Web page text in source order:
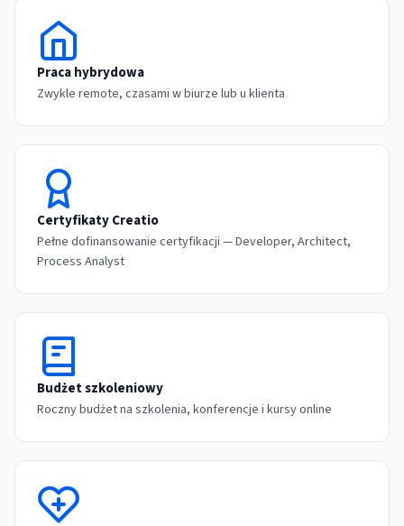
Praca hybrydowa
Zwykle remote, czasami w biurze lub u klienta
Certyfikaty Creatio
Pełne dofinansowanie certyfikacji — Developer, Architect,
Process Analyst
Budżet szkoleniowy
Roczny budżet na szkolenia, konferencje i kursy online